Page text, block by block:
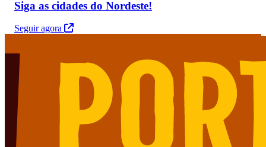
Siga as cidades do Nordeste!
Seguir agora